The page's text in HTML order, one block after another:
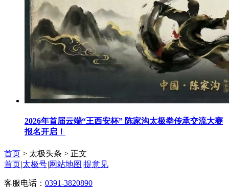
2026年首届云端“王西安杯” 陈家沟太极拳传承交流大赛
报名开启！
首页 > 太极头条 > 正文
首页|太极号|网站地图 |提意见
客服电话： 0391-3820890